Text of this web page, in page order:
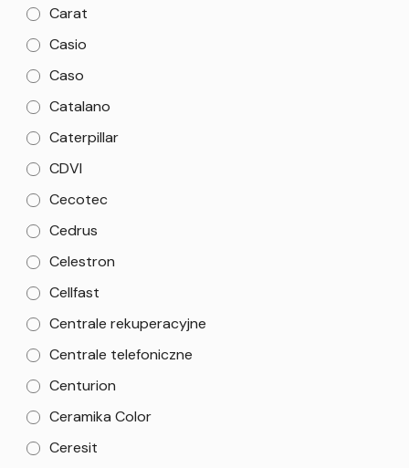
Carat
Casio
Caso
Catalano
Caterpillar
CDVI
Cecotec
Cedrus
Celestron
Cellfast
Centrale rekuperacyjne
Centrale telefoniczne
Centurion
Ceramika Color
Ceresit